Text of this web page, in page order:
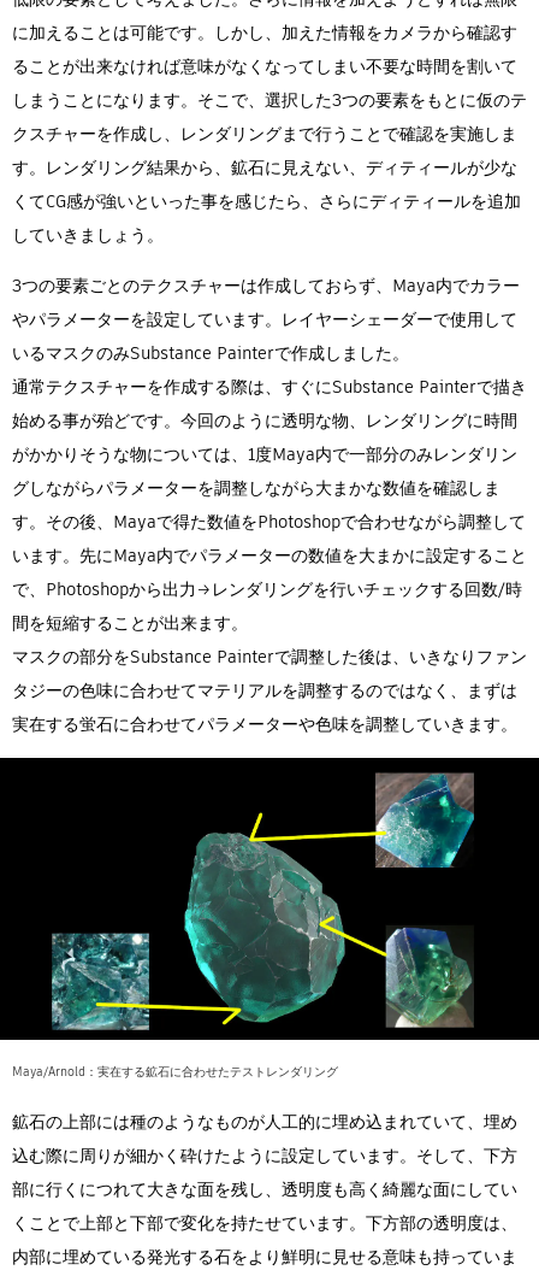
に加えることは可能です。しかし、加えた情報をカメラから確認す
ることが出来なければ意味がなくなってしまい不要な時間を割いて
しまうことになります。そこで、選択した3つの要素をもとに仮のテ
クスチャーを作成し、レンダリングまで行うことで確認を実施しま
す。レンダリング結果から、鉱石に見えない、ディティールが少な
くてCG感が強いといった事を感じたら、さらにディティールを追加
していきましょう。
3つの要素ごとのテクスチャーは作成しておらず、Maya内でカラー
やパラメーターを設定しています。レイヤーシェーダーで使用して
いるマスクのみSubstance Painterで作成しました。
通常テクスチャーを作成する際は、すぐにSubstance Painterで描き
始める事が殆どです。今回のように透明な物、レンダリングに時間
がかかりそうな物については、1度Maya内で一部分のみレンダリン
グしながらパラメーターを調整しながら大まかな数値を確認しま
す。その後、Mayaで得た数値をPhotoshopで合わせながら調整して
います。先にMaya内でパラメーターの数値を大まかに設定すること
で、Photoshopから出力→レンダリングを行いチェックする回数/時
間を短縮することが出来ます。
マスクの部分をSubstance Painterで調整した後は、いきなりファン
タジーの色味に合わせてマテリアルを調整するのではなく、まずは
実在する蛍石に合わせてパラメーターや色味を調整していきます。
Maya/Arnold：実在する鉱石に合わせたテストレンダリング
鉱石の上部には種のようなものが人工的に埋め込まれていて、埋め
込む際に周りが細かく砕けたように設定しています。そして、下方
部に行くにつれて大きな面を残し、透明度も高く綺麗な面にしてい
くことで上部と下部で変化を持たせています。下方部の透明度は、
内部に埋めている発光する石をより鮮明に見せる意味も持っていま